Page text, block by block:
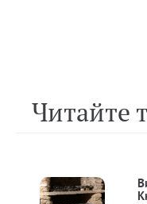
Читайте